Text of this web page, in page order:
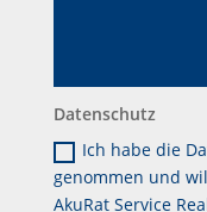
Datenschutz
Ich habe die
genommen und
AkuRat Service